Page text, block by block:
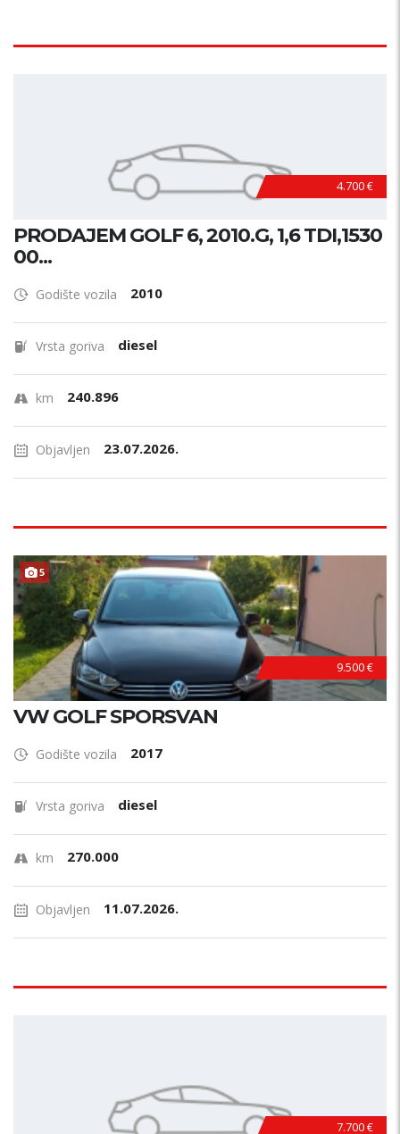
4.700 €
PRODAJEM GOLF 6, 2010.G, 1,6 TDI,1530
00...
Godište vozila 2010
Vrsta goriva diesel
km 240.896
Objavljen 23.07.2026.
5
9.500 €
VW GOLF SPORSVAN
Godište vozila 2017
Vrsta goriva diesel
km 270.000
Objavljen 11.07.2026.
7.700 €